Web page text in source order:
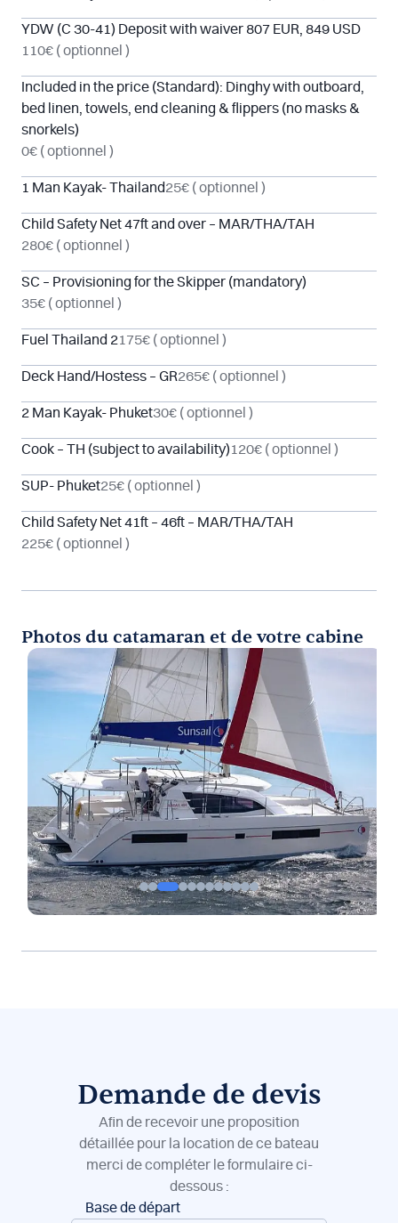
YDW (C 30-41) Deposit with waiver 807 EUR, 849 USD
110€ ( optionnel )
Included in the price (Standard): Dinghy with outboard,
bed linen, towels, end cleaning & flippers (no masks &
snorkels)
0€ ( optionnel )
1 Man Kayak- Thailand25€ ( optionnel )
Child Safety Net 47ft and over – MAR/THA/TAH
280€ ( optionnel )
SC – Provisioning for the Skipper (mandatory)
35€ ( optionnel )
Fuel Thailand 2175€ ( optionnel )
Deck Hand/Hostess – GR265€ ( optionnel )
2 Man Kayak- Phuket30€ ( optionnel )
Cook – TH (subject to availability)120€ ( optionnel )
SUP- Phuket25€ ( optionnel )
Child Safety Net 41ft – 46ft – MAR/THA/TAH
225€ ( optionnel )
Photos du catamaran et de votre cabine
Demande de devis
Afin de recevoir une proposition
détaillée pour la location de ce bateau
merci de compléter le formulaire ci-
dessous :
Réservation
Base de départ